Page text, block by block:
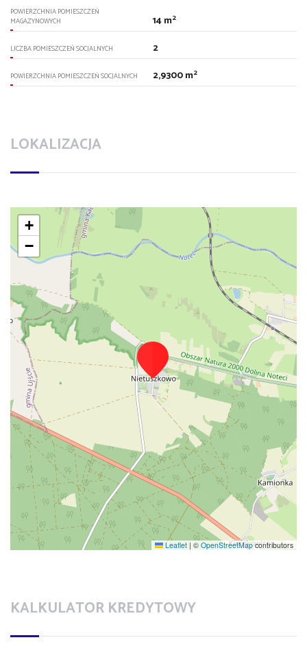
POWIERZCHNIA POMIESZCZEŃ
MAGAZYNOWYCH
14 m2
LICZBA POMIESZCZEŃ SOCJALNYCH 2
POWIERZCHNIA POMIESZCZEŃ SOCJALNYCH 2,9300 m2
LOKALIZACJA
+
−
Leaflet | © OpenStreetMapcontributors
KALKULATOR KREDYTOWY